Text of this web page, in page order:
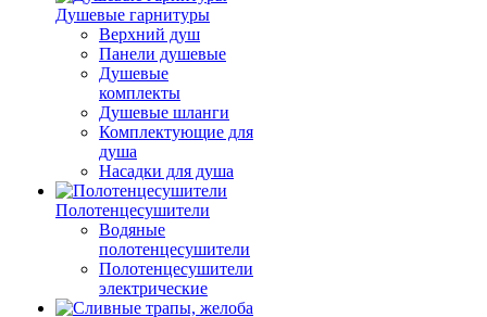
Душевые гарнитуры
Верхний душ
Панели душевые
Душевые
комплекты
Душевые шланги
Комплектующие для
душа
Насадки для душа
Полотенцесушители
Водяные
полотенцесушители
Полотенцесушители
электрические